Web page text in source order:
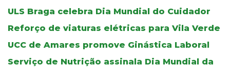
ULS Braga celebra Dia Mundial do Cuidador
Reforço de viaturas elétricas para Vila Verde
UCC de Amares promove Ginástica Laboral
Serviço de Nutrição assinala Dia Mundial da